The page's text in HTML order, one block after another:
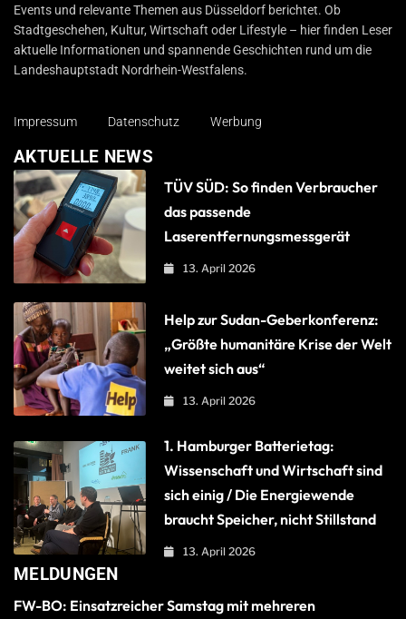
Events und relevante Themen aus Düsseldorf berichtet. Ob
Stadtgeschehen, Kultur, Wirtschaft oder Lifestyle – hier finden Leser
aktuelle Informationen und spannende Geschichten rund um die
Landeshauptstadt Nordrhein-Westfalens.
Impressum Datenschutz Werbung
AKTUELLE NEWS
TÜV SÜD: So finden Verbraucher
das passende
Laserentfernungsmessgerät
13. April 2026
Help zur Sudan-Geberkonferenz:
„Größte humanitäre Krise der Welt
weitet sich aus“
13. April 2026
1. Hamburger Batterietag:
Wissenschaft und Wirtschaft sind
sich einig / Die Energiewende
braucht Speicher, nicht Stillstand
13. April 2026
MELDUNGEN
FW-BO: Einsatzreicher Samstag mit mehreren